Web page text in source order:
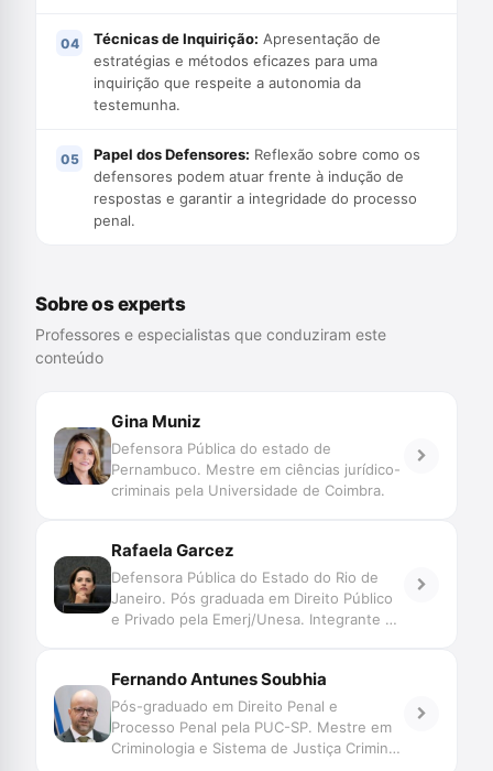
Técnicas de Inquirição: Apresentação de
estratégias e métodos eficazes para uma
inquirição que respeite a autonomia da
testemunha.
Papel dos Defensores: Reflexão sobre como os
defensores podem atuar frente à indução de
respostas e garantir a integridade do processo
penal.
Sobre os experts
Professores e especialistas que conduziram este
conteúdo
Gina Muniz
Defensora Pública do estado de
Pernambuco. Mestre em ciências jurídico-
criminais pela Universidade de Coimbra.
Rafaela Garcez
Defensora Pública do Estado do Rio de
Janeiro. Pós graduada em Direito Público
e Privado pela Emerj/Unesa. Integrante do
defensoria pública e sistema penal’.
Fernando Antunes Soubhia
Pós-graduado em Direito Penal e
Processo Penal pela PUC-SP. Mestre em
Criminologia e Sistema de Justiça Criminal